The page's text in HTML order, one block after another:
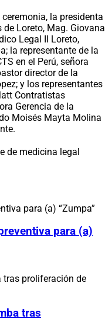
la presidenta
Loreto, Mag. Giovana
Legal II Loreto,
la representante de la
en el Perú, señora
director de la
y los representantes
Contratistas
Gerencia de la
Moisés Mayta Molina
de medicina legal
para (a)
tras